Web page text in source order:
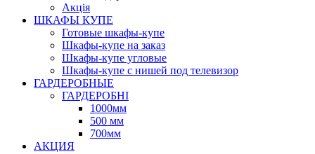
Акція
ШКАФЫ КУПЕ
Готовые шкафы-купе
Шкафы-купе на заказ
Шкафы-купе угловые
Шкафы-купе с нишей под телевизор
ГАРДЕРОБНЫЕ
ГАРДЕРОБНІ
1000мм
500 мм
700мм
АКЦИЯ